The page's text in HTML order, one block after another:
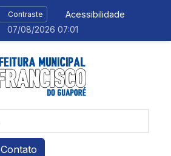
Contraste Acessibilidade
07/08/2026 07:01
Contato